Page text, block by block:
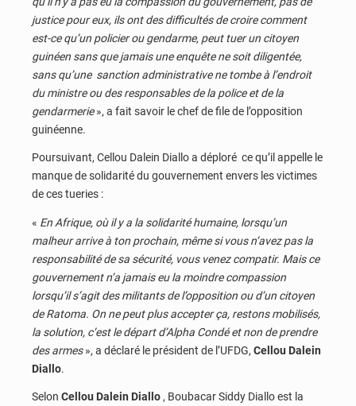
justice pour eux, ils ont des difficultés de croire comment
est-ce qu’un policier ou gendarme, peut tuer un citoyen
guinéen sans que jamais une enquête ne soit diligentée,
sans qu’une sanction administrative ne tombe à l’endroit
du ministre ou des responsables de la police et de la
gendarmerie», a fait savoir le chef de file de l’opposition
guinéenne.
Poursuivant, Cellou Dalein Diallo a déploré ce qu’il appelle le
manque de solidarité du gouvernement envers les victimes
de ces tueries :
« En Afrique, où il y a la solidarité humaine, lorsqu’un
malheur arrive à ton prochain, même si vous n’avez pas la
responsabilité de sa sécurité, vous venez compatir. Mais ce
gouvernement n’a jamais eu la moindre compassion
lorsqu’il s’agit des militants de l’opposition ou d’un citoyen
de Ratoma. On ne peut plus accepter ça, restons mobilisés,
la solution, c’est le départ d’Alpha Condé et non de prendre
des armes», a déclaré le président de l’UFDG, Cellou Dalein
Diallo.
Selon Cellou Dalein Diallo, Boubacar Siddy Diallo est la